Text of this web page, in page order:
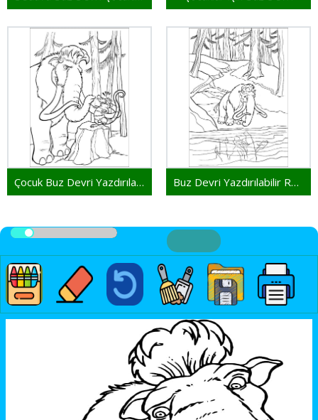
Çocuk Buz Devri Yazdırılabilir Buz Devri Yazdırılabilir Resim